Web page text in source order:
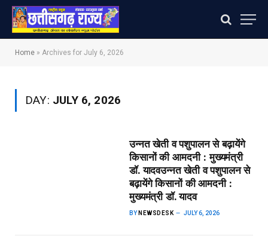
Home » Archives for July 6, 2026
DAY: JULY 6, 2026
उन्नत खेती व पशुपालन से बढ़ायेंगे
किसानों की आमदनी : मुख्यमंत्री
डॉ. यादव​उन्नत खेती व पशुपालन से
बढ़ायेंगे किसानों की आमदनी :
मुख्यमंत्री डॉ. यादव
BY NEWSDESK JULY 6, 2026